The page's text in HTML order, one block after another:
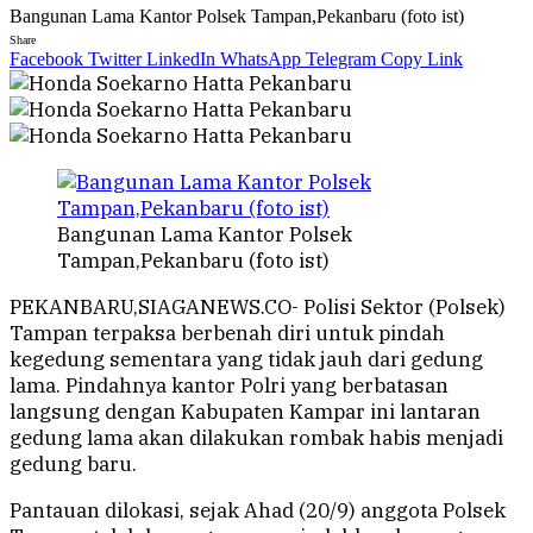
Bangunan Lama Kantor Polsek Tampan,Pekanbaru (foto ist)
Share
Facebook Twitter LinkedIn WhatsApp Telegram Copy Link
Bangunan Lama Kantor Polsek
Tampan,Pekanbaru (foto ist)
PEKANBARU,SIAGANEWS.CO- Polisi Sektor (Polsek)
Tampan terpaksa berbenah diri untuk pindah
kegedung sementara yang tidak jauh dari gedung
lama. Pindahnya kantor Polri yang berbatasan
langsung dengan Kabupaten Kampar ini lantaran
gedung lama akan dilakukan rombak habis menjadi
gedung baru.
Pantauan dilokasi, sejak Ahad (20/9) anggota Polsek